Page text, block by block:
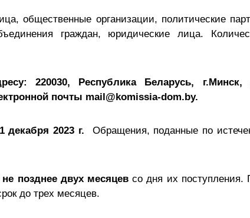
общественные организации, политические
граждан, юридические лица.
220030, Республика Беларусь, г.Минск,
почты mail@komissia-dom.by.
2023 г.
Обращения, поданные по
не позднее двух месяцев со дня их поступления.
до трех месяцев.